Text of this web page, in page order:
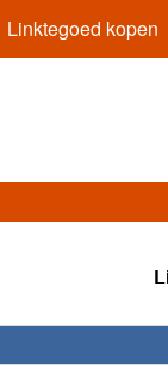
Linktegoed kopen